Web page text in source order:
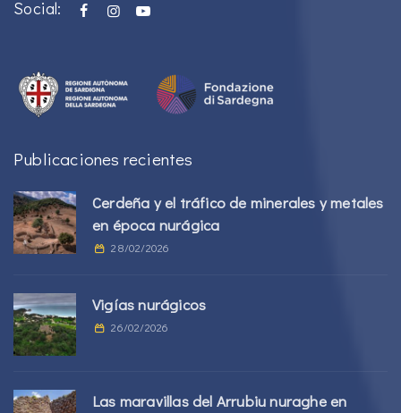
Social:
Publicaciones recientes
Cerdeña y el tráfico de minerales y metales
en época nurágica
28/02/2026
Vigías nurágicos
26/02/2026
Las maravillas del Arrubiu nuraghe en